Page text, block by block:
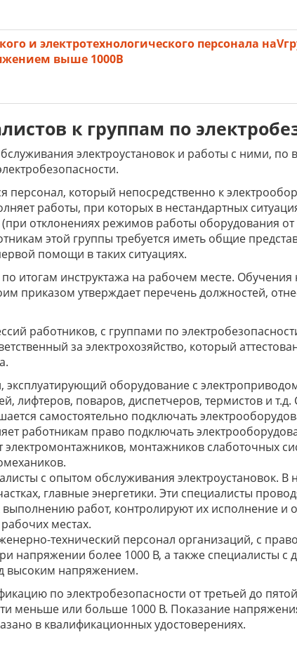
и электротехнологического персонала
выше 1000В
к группам по
электроустановок и работы с ними,
персонал, который непосредственно к
работы, при которых в нестандартных
отклонениях режимов работы оборудования
этой группы требуется иметь общие
помощи в таких ситуациях.
итогам инструктажа на рабочем месте. Обучения
приказом утверждает перечень должностей,
работников, с группами по
за электрохозяйство, который
эксплуатирующий оборудование с
лифтеров, поваров, диспетчеров, термистов и
самостоятельно подключать
работникам право подключать
электромонтажников, монтажников слаботочных
с опытом обслуживания электроустановок. В
главные энергетики. Эти специалисты
выполнению работ, контролируют их исполнение и
местах.
технический персонал организаций, с
напряжении более 1000 В, а также специалисты с
высоким напряжением.
по электробезопасности от третьей до
меньше или больше 1000 В. Показание
в квалификационных удостоверениях.